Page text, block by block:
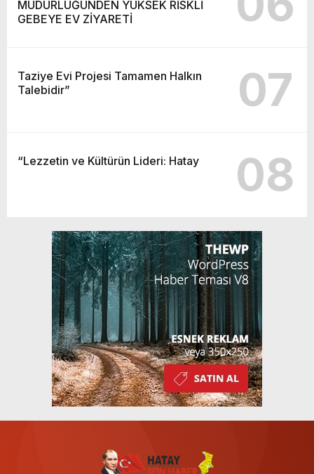
MÜDÜRLÜĞÜNDEN YÜKSEK RİSKLİ
GEBEYE EV ZİYARETİ
Taziye Evi Projesi Tamamen Halkın
Talebidir”
07
“Lezzetin ve Kültürün Lideri: Hatay 08